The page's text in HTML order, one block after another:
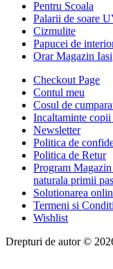
Pentru Scoala
Palarii de soare
Cizmulite
Papucei de
Orar Magazin Iasi
Checkout Page
Contul meu
Cosul de
Incaltaminte copii
Newsletter
Politica de
Politica de Retur
Program
naturala primii
Solutionarea
Termeni si
Wishlist
Drepturi de autor ©